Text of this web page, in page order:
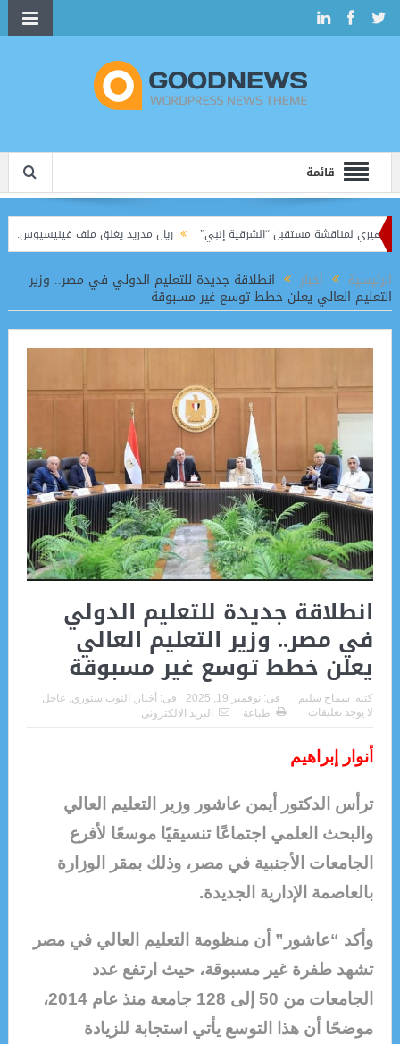
قائمة
لمناقشة مستقبل “الشرقية إنبي”
ريال مدريد يغلق ملف فينيسيوس.. عقد جديد
الدوري الممتاز
الرئيسية أخبار انطلاقة جديدة للتعليم الدولي في مصر.. وزير
التعليم العالي يعلن خطط توسع غير مسبوقة
انطلاقة جديدة للتعليم الدولي
في مصر.. وزير التعليم العالي
يعلن خطط توسع غير مسبوقة
كتبه: سماح سليم فى: نوفمبر 19, 2025 فى: أخبار التوب ستوري عاجل
لا يوجد تعليقات
طباعة البريد الالكترونى
أنوار إبراهيم
ترأس الدكتور أيمن عاشور وزير التعليم العالي
والبحث العلمي اجتماعًا تنسيقيًا موسعًا لأفرع
الجامعات الأجنبية في مصر، وذلك بمقر الوزارة
بالعاصمة الإدارية الجديدة.
وأكد “عاشور” أن منظومة التعليم العالي في مصر
تشهد طفرة غير مسبوقة، حيث ارتفع عدد
الجامعات من 50 إلى 128 جامعة منذ عام 2014،
موضحًا أن هذا التوسع يأتي استجابة للزيادة